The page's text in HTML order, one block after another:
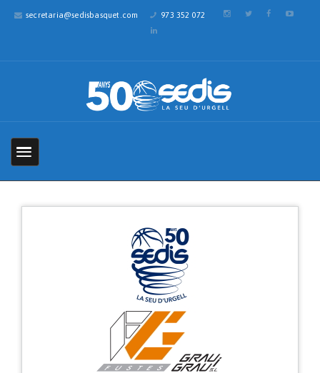
secretaria@sedisbasquet.com 973 352 072